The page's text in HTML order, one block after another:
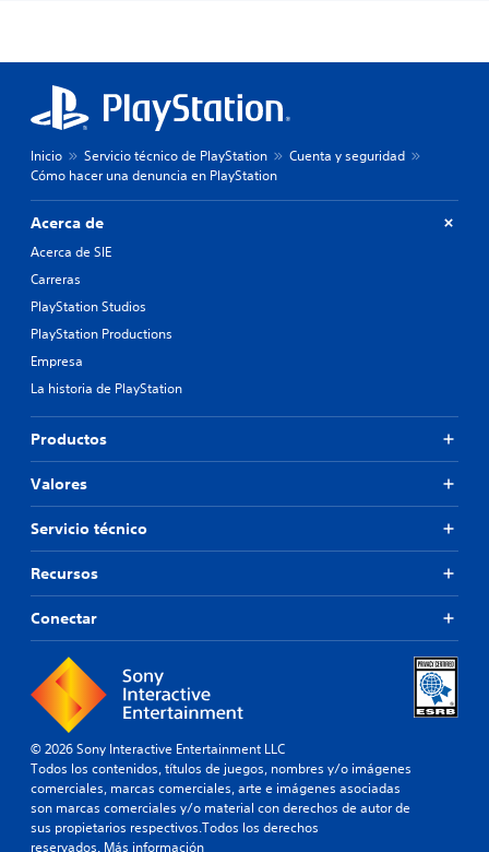
Inicio Servicio técnico de PlayStation
Cuenta y seguridad
Cómo hacer una denuncia en PlayStation
Acerca de
Acerca de SIE
Carreras
PlayStation Studios
PlayStation Productions
Empresa
La historia de PlayStation
Productos
Valores
Servicio técnico
Recursos
Conectar
© 2026 Sony Interactive Entertainment LLC
Todos los contenidos, títulos de juegos, nombres y/o imágenes
comerciales, marcas comerciales, arte e imágenes asociadas
son marcas comerciales y/o material con derechos de autor de
sus propietarios respectivos.Todos los derechos
reservados. Más información